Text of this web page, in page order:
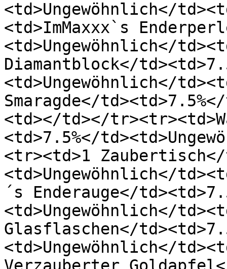
<td>Ungewöhnlich</
<td>ImMaxxx`s
<td>Ungewöhnlich</
Diamantblock</
<td>Ungewöhnlich</
Smaragde</
<td></td></
<td>7.5%</
<tr><td>1 Zaubertisch</
<td>Ungewöhnlich</
´s Enderauge</
<td>Ungewöhnlich</
Glasflaschen</
<td>Ungewöhnlich</